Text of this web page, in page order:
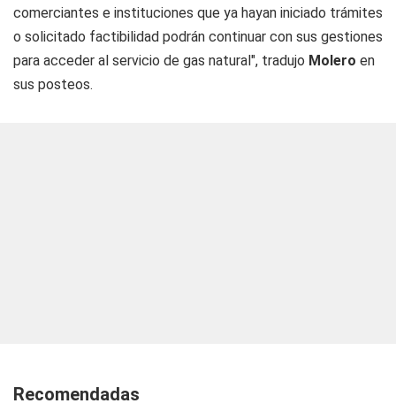
comerciantes e instituciones que ya hayan iniciado trámites
o solicitado factibilidad podrán continuar con sus gestiones
para acceder al servicio de gas natural", tradujo Molero en
sus posteos.
Recomendadas